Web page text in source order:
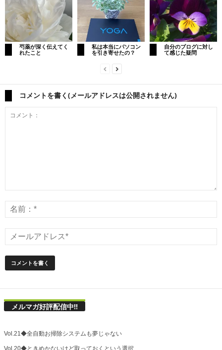
芍薬が深く伝えてく
れたこと
私は本当にパソコン
を引き寄せたの？
自分のブログに対し
て感じた疑問
コメントを書く(メールアドレスは公開されません)
メルマガ好評配信中!!
Vol.21◆全自動お掃除システムも夢じゃない